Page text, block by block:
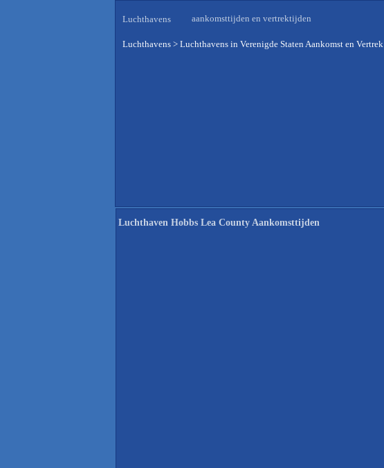
Luchthavens aankomsttijden en vertrektijden
Luchthavens > Luchthavens in Verenigde Staten Aankomst en Vertrek
Luchthaven Hobbs Lea County Aankomsttijden